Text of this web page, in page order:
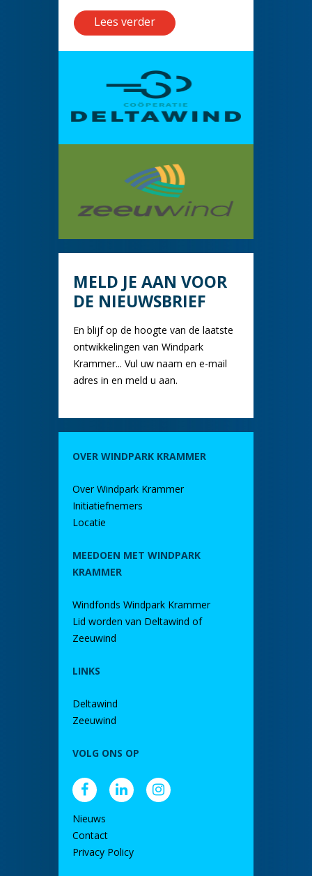
Lees verder
MELD JE AAN VOOR
DE NIEUWSBRIEF
En blijf op de hoogte van de laatste
ontwikkelingen van Windpark
Krammer... Vul uw naam en e-mail
adres in en meld u aan.
OVER WINDPARK KRAMMER
Over Windpark Krammer
Initiatiefnemers
Locatie
MEEDOEN MET WINDPARK
KRAMMER
Windfonds Windpark Krammer
Lid worden van Deltawind of
Zeeuwind
LINKS
Deltawind
Zeeuwind
VOLG ONS OP
Nieuws
Contact
Privacy Policy